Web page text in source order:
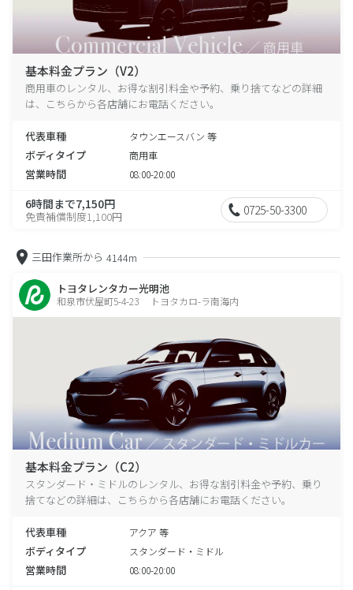
基本料金プラン（V2）
商用車のレンタル、お得な割引料金や予約、乗り捨てなどの詳細
は、こちらから各店舗にお電話ください。
代表車種 タウンエースバン 等
ボディタイプ 商用車
営業時間 08:00-20:00
6時間まで7,150円
免責補償制度1,100円 0725-50-3300
三田作業所から 4144m
トヨタレンタカー光明池
和泉市伏屋町5-4-23 トヨタカロ-ラ南海内
基本料金プラン（C2）
スタンダード・ミドルのレンタル、お得な割引料金や予約、乗り
捨てなどの詳細は、こちらから各店舗にお電話ください。
代表車種 アクア 等
ボディタイプ スタンダード・ミドル
営業時間 08:00-20:00